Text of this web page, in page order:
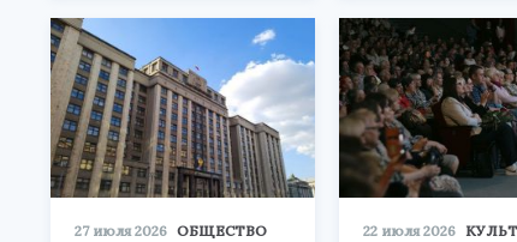
27 июля 2026 ОБЩЕСТВО 22 июля 2026